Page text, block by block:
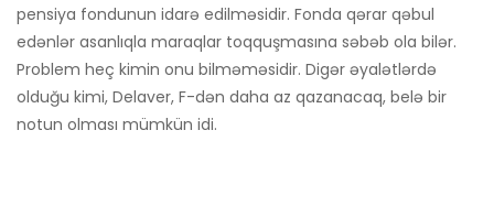
pensiya fondunun idarə edilməsidir. Fonda qərar qəbul
edənlər asanlıqla maraqlar toqquşmasına səbəb ola bilər.
Problem heç kimin onu bilməməsidir. Digər əyalətlərdə
olduğu kimi, Delaver, F-dən daha az qazanacaq, belə bir
notun olması mümkün idi.